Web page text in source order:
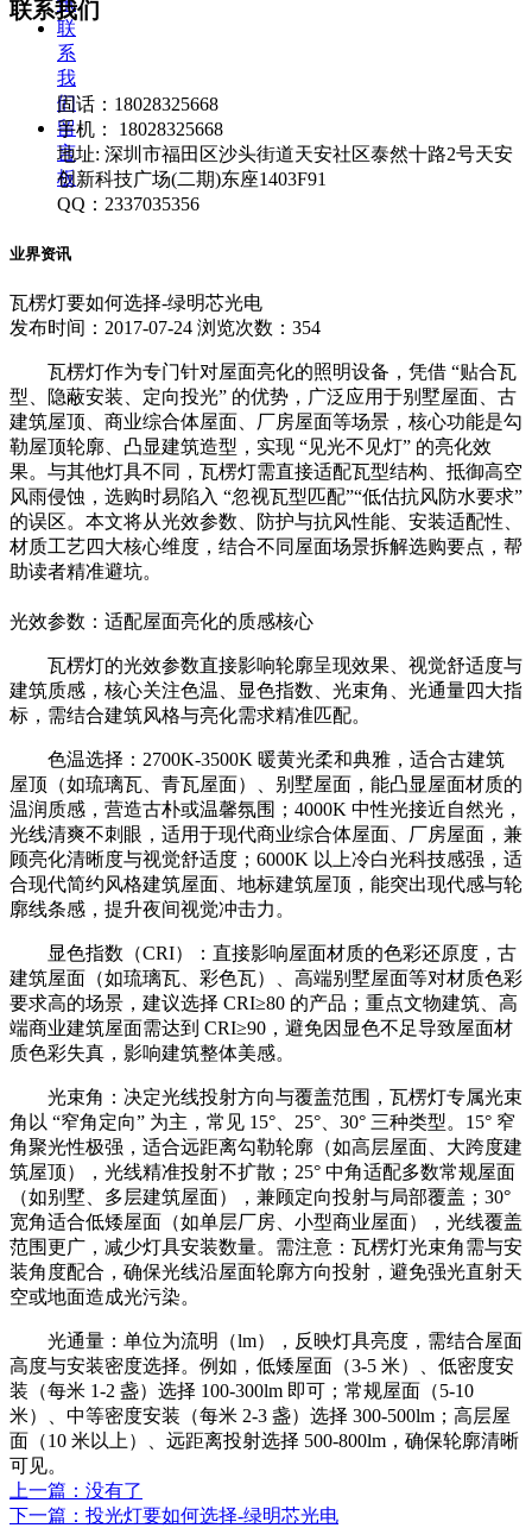
联
系
我
们
留
言
板
联系我们
固话：18028325668
手机： 18028325668
地址: 深圳市福田区沙头街道天安社区泰然十路2号天安
创新科技广场(二期)东座1403F91
QQ：2337035356
业界资讯
瓦楞灯要如何选择-绿明芯光电
发布时间：2017-07-24 浏览次数：354
瓦楞灯作为专门针对屋面亮化的照明设备，凭借 “贴合瓦
型、隐蔽安装、定向投光” 的优势，广泛应用于别墅屋面、古
建筑屋顶、商业综合体屋面、厂房屋面等场景，核心功能是勾
勒屋顶轮廓、凸显建筑造型，实现 “见光不见灯” 的亮化效
果。与其他灯具不同，瓦楞灯需直接适配瓦型结构、抵御高空
风雨侵蚀，选购时易陷入 “忽视瓦型匹配”“低估抗风防水要求”
的误区。本文将从光效参数、防护与抗风性能、安装适配性、
材质工艺四大核心维度，结合不同屋面场景拆解选购要点，帮
助读者精准避坑。
光效参数：适配屋面亮化的质感核心
瓦楞灯的光效参数直接影响轮廓呈现效果、视觉舒适度与
建筑质感，核心关注色温、显色指数、光束角、光通量四大指
标，需结合建筑风格与亮化需求精准匹配。
色温选择：2700K-3500K 暖黄光柔和典雅，适合古建筑
屋顶（如琉璃瓦、青瓦屋面）、别墅屋面，能凸显屋面材质的
温润质感，营造古朴或温馨氛围；4000K 中性光接近自然光，
光线清爽不刺眼，适用于现代商业综合体屋面、厂房屋面，兼
顾亮化清晰度与视觉舒适度；6000K 以上冷白光科技感强，适
合现代简约风格建筑屋面、地标建筑屋顶，能突出现代感与轮
廓线条感，提升夜间视觉冲击力。
显色指数（CRI）：直接影响屋面材质的色彩还原度，古
建筑屋面（如琉璃瓦、彩色瓦）、高端别墅屋面等对材质色彩
要求高的场景，建议选择 CRI≥80 的产品；重点文物建筑、高
端商业建筑屋面需达到 CRI≥90，避免因显色不足导致屋面材
质色彩失真，影响建筑整体美感。
光束角：决定光线投射方向与覆盖范围，瓦楞灯专属光束
角以 “窄角定向” 为主，常见 15°、25°、30° 三种类型。15° 窄
角聚光性极强，适合远距离勾勒轮廓（如高层屋面、大跨度建
筑屋顶），光线精准投射不扩散；25° 中角适配多数常规屋面
（如别墅、多层建筑屋面），兼顾定向投射与局部覆盖；30°
宽角适合低矮屋面（如单层厂房、小型商业屋面），光线覆盖
范围更广，减少灯具安装数量。需注意：瓦楞灯光束角需与安
装角度配合，确保光线沿屋面轮廓方向投射，避免强光直射天
空或地面造成光污染。
光通量：单位为流明（lm），反映灯具亮度，需结合屋面
高度与安装密度选择。例如，低矮屋面（3-5 米）、低密度安
装（每米 1-2 盏）选择 100-300lm 即可；常规屋面（5-10
米）、中等密度安装（每米 2-3 盏）选择 300-500lm；高层屋
面（10 米以上）、远距离投射选择 500-800lm，确保轮廓清晰
可见。
上一篇：没有了
下一篇：投光灯要如何选择-绿明芯光电